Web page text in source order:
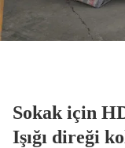
Sokak için
Işığı direği